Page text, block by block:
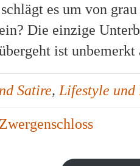
es um von
Die einzige
ist unbemerkt
Satire, Lifestyle und